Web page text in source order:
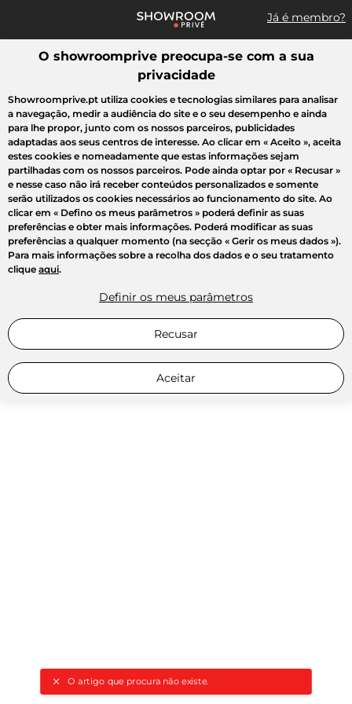
Já é membro?
Pesquisar uma marca, um artigo, uma venda...
O artigo que procura não existe.
Todas as vendas Moda Desporto Casa Criança Beleza
O showroomprive preocupa-se com a sua
privacidade
Showroomprive.pt utiliza cookies e tecnologias similares para analisar
a navegação, medir a audiência do site e o seu desempenho e ainda
para lhe propor, junto com os nossos parceiros, publicidades
adaptadas aos seus centros de interesse. Ao clicar em « Aceito », aceita
estes cookies e nomeadamente que estas informações sejam
partilhadas com os nossos parceiros. Pode ainda optar por « Recusar »
e nesse caso não irá receber conteúdos personalizados e somente
serão utilizados os cookies necessários ao funcionamento do site. Ao
clicar em « Defino os meus parâmetros » poderá definir as suas
preferências e obter mais informações. Poderá modificar as suas
preferências a qualquer momento (na secção « Gerir os meus dados »).
Para mais informações sobre a recolha dos dados e o seu tratamento
clique aqui.
Definir os meus parâmetros
Recusar
Aceitar